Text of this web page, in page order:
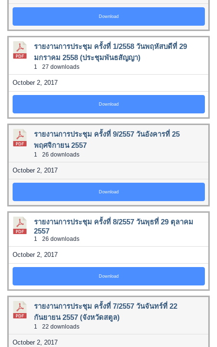
Download
รายงานการประชุม ครั้งที่ 1/2558 วันพฤหัสบดีที่ 29
มกราคม 2558 (ประชุมพันธสัญญา)
1 27 downloads
October 2, 2017
Download
รายงานการประชุม ครั้งที่ 9/2557 วันอังคารที่ 25
พฤศจิกายน 2557
1 26 downloads
October 2, 2017
Download
รายงานการประชุม ครั้งที่ 8/2557 วันพุธที่ 29 ตุลาคม
2557
1 26 downloads
October 2, 2017
Download
รายงานการประชุม ครั้งที่ 7/2557 วันจันทร์ที่ 22
กันยายน 2557 (จังหวัดสตูล)
1 22 downloads
October 2, 2017